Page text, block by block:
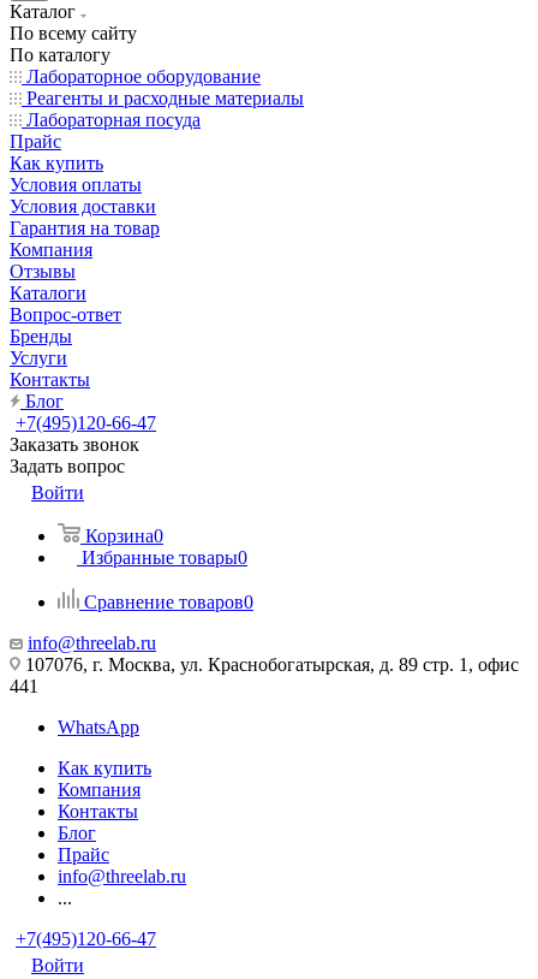
Каталог
По всему сайту
По каталогу
Лабораторное оборудование
Реагенты и расходные материалы
Лабораторная посуда
Прайс
Как купить
Условия оплаты
Условия доставки
Гарантия на товар
Компания
Отзывы
Каталоги
Вопрос-ответ
Бренды
Услуги
Контакты
Блог
+7(495)120-66-47
Заказать звонок
Задать вопрос
Войти
Корзина0
Избранные товары0
Сравнение товаров0
info@threelab.ru
107076, г. Москва, ул. Краснобогатырская, д. 89 стр. 1, офис
441
WhatsApp
Как купить
Компания
Контакты
Блог
Прайс
info@threelab.ru
...
+7(495)120-66-47
Войти